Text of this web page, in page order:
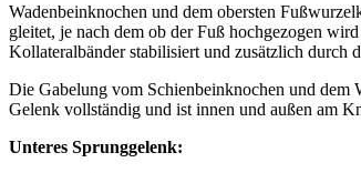
Wadenbeinknochen und dem obersten
gleitet, je nach dem ob der Fuß hochgezogen
Kollateralbänder stabilisiert und zusätzlich durch
Die Gabelung vom Schienbeinknochen und dem
Gelenk vollständig und ist innen und außen am
Unteres Sprunggelenk: